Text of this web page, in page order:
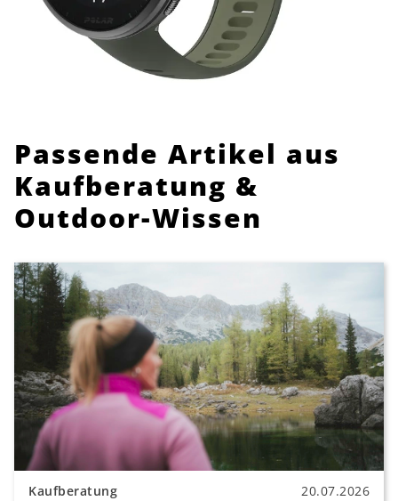
Passende Artikel aus
Kaufberatung &
Outdoor-Wissen
Kaufberatung 20.07.2026